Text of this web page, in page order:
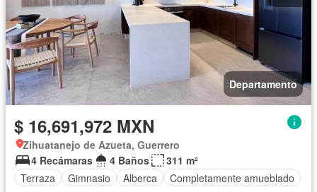
Departamento
$ 16,691,972 MXN
Zihuatanejo de Azueta, Guerrero
4 Recámaras
4 Baños
311 m²
Terraza
Gimnasio Alberca Completamente amueblado